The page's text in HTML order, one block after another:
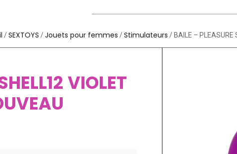
/SEXTOYS /Jouets pour femmes /Stimulateurs / BAILE – PLEASURE
VIOLET